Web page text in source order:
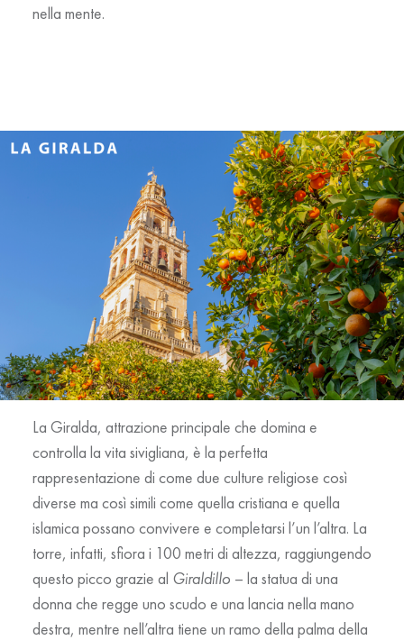
nella mente.
La Giralda, attrazione principale che domina e
controlla la vita sivigliana, è la perfetta
rappresentazione di come due culture religiose così
diverse ma così simili come quella cristiana e quella
islamica possano convivere e completarsi l’un l’altra. La
torre, infatti, sfiora i 100 metri di altezza, raggiungendo
questo picco grazie al Giraldillo – la statua di una
donna che regge uno scudo e una lancia nella mano
destra, mentre nell’altra tiene un ramo della palma della